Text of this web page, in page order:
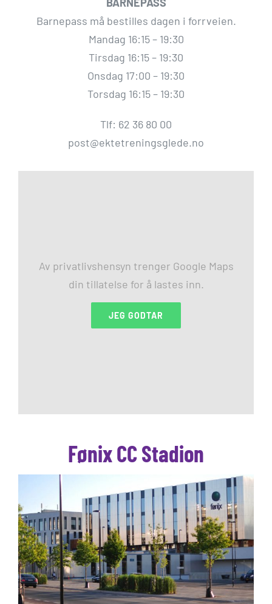
Barnepass må bestilles dagen i forrveien.
Mandag 16:15 – 19:30
Tirsdag 16:15 – 19:30
Onsdag 17:00 – 19:30
Torsdag 16:15 – 19:30
Tlf: 62 36 80 00
post@ektetreningsglede.no
Av privatlivshensyn trenger Google Maps
din tillatelse for å lastes inn.
JEG GODTAR
Fønix CC Stadion